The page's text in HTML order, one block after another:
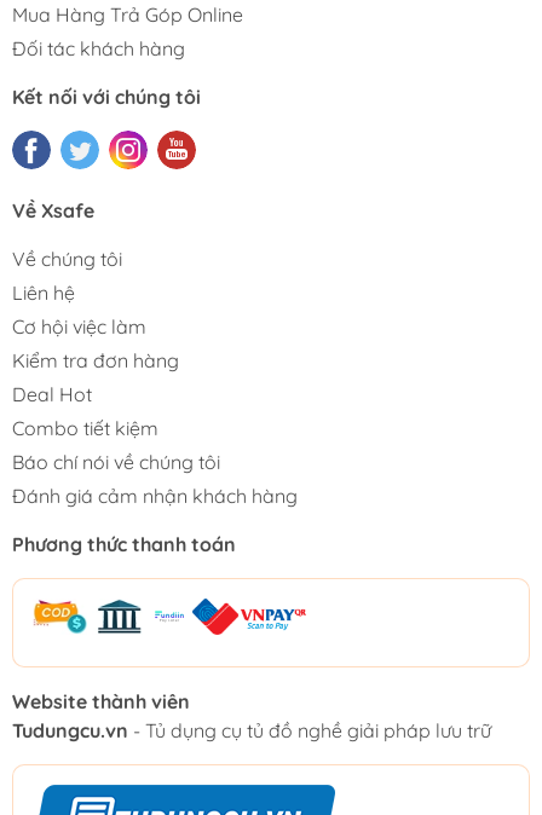
Mua Hàng Trả Góp Online
Đối tác khách hàng
Kết nối với chúng tôi
Về Xsafe
Về chúng tôi
Liên hệ
Cơ hội việc làm
Kiểm tra đơn hàng
Deal Hot
Combo tiết kiệm
Báo chí nói về chúng tôi
Đánh giá cảm nhận khách hàng
Phương thức thanh toán
Website thành viên
Tudungcu.vn - Tủ dụng cụ tủ đồ nghề giải pháp lưu trữ